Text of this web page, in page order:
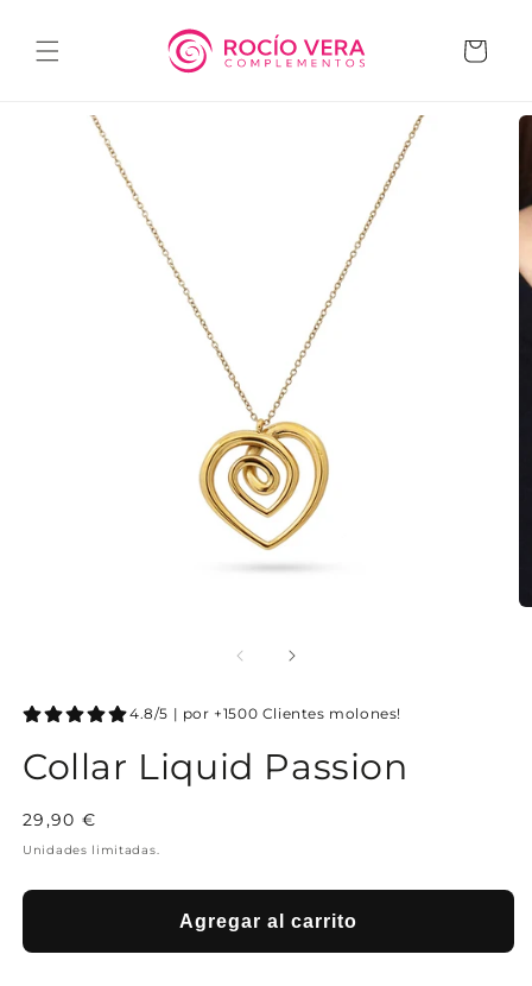
al contenido
Carrito
directamente
información
del producto
4.8/5 | por +1500 Clientes molones!
Collar Liquid Passion
Precio
habitual
29,90 €
Unidades limitadas.
Agregar al carrito